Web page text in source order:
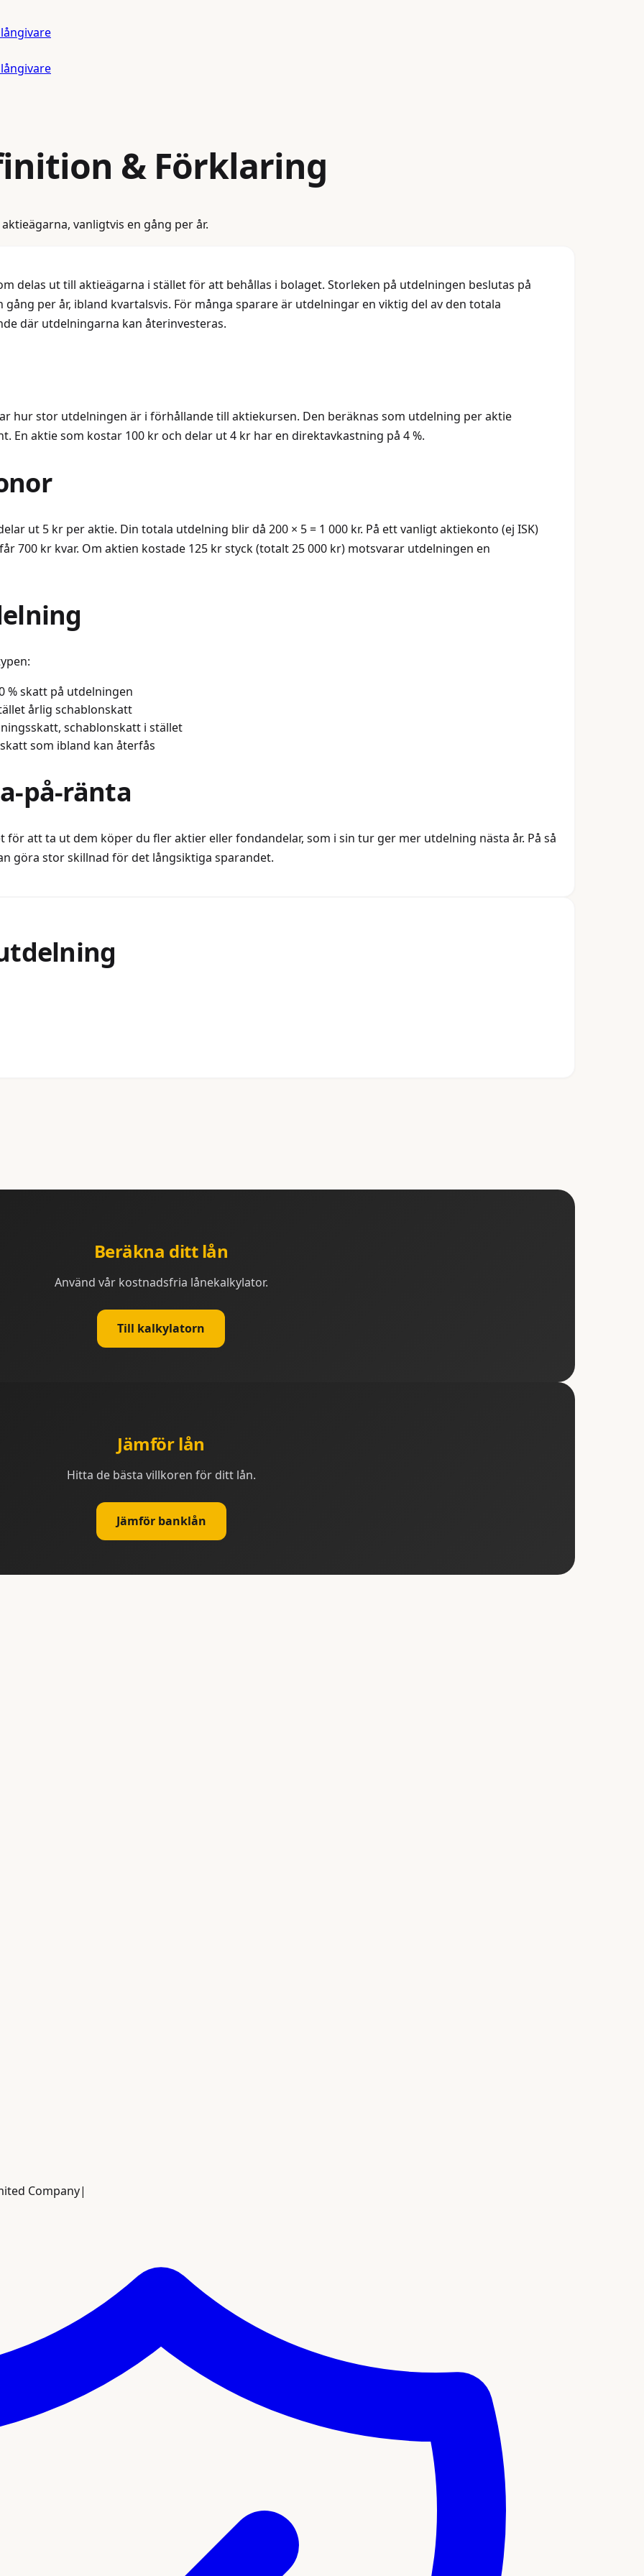
& Förklaring
vanligtvis en gång per år.
delas ut till aktieägarna i stället för att behållas i bolaget. Storleken på utdelningen beslutas på
per år, ibland kvartalsvis. För många sparare är utdelningar en viktig del av den totala
där utdelningarna kan återinvesteras.
hur stor utdelningen är i förhållande till aktiekursen. Den beräknas som utdelning per aktie
En aktie som kostar 100 kr och delar ut 4 kr har en direktavkastning på 4 %.
ut 5 kr per aktie. Din totala utdelning blir då 200 × 5 = 1 000 kr. På ett vanligt aktiekonto (ej ISK)
700 kr kvar. Om aktien kostade 125 kr styck (totalt 25 000 kr) motsvarar utdelningen en
% skatt på utdelningen
årlig schablonskatt
schablonskatt i stället
som ibland kan återfås
på-ränta
att ta ut dem köper du fler aktier eller fondandelar, som i sin tur ger mer utdelning nästa år. På så
göra stor skillnad för det långsiktiga sparandet.
Beräkna ditt lån
Använd vår kostnadsfria lånekalkylator.
Till kalkylatorn
Jämför lån
Hitta de bästa villkoren för ditt lån.
Jämför banklån
Company|